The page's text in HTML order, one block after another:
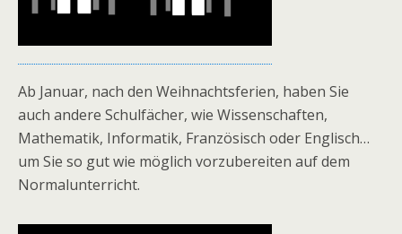
Ab Januar, nach den Weihnachtsferien, haben Sie
auch andere Schulfächer, wie Wissenschaften,
Mathematik, Informatik, Französisch oder Englisch…
um Sie so gut wie möglich vorzubereiten auf dem
Normalunterricht.